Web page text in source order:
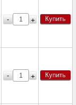
- + Купить
- + Купить